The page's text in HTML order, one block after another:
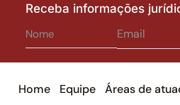
Receba informações
Home Equipe Áreas de